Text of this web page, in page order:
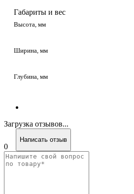
Габариты и вес
Высота, мм
Ширина, мм
Глубина, мм
Загрузка отзывов...
0
Написать отзыв